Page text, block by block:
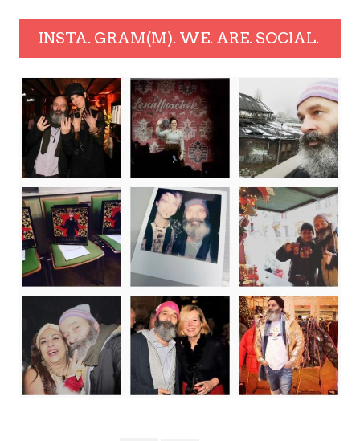
INSTA. GRAM(M). WE. ARE. SOCIAL.